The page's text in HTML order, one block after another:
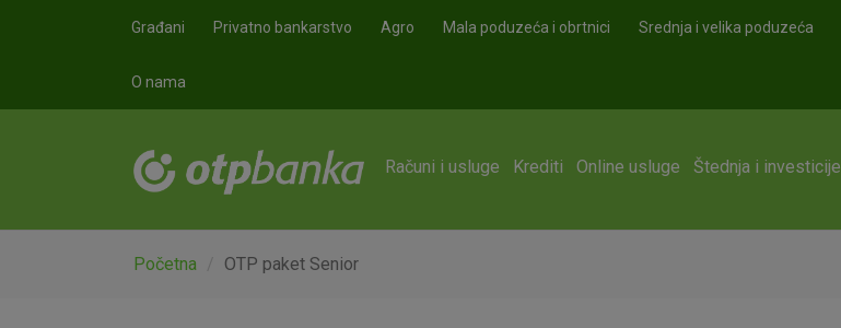
Građani Privatno bankarstvo Agro Mala poduzeća i obrtnici Srednja i velika poduzeća
O nama
Računi i usluge Krediti Online usluge Štednja i investicije
Početna OTP paket Senior